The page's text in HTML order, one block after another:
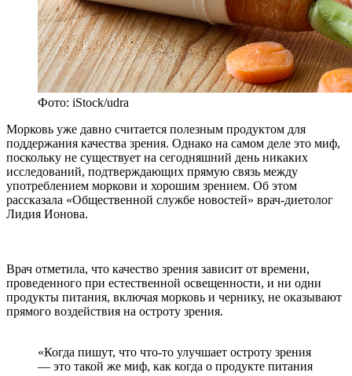
Фото: iStock/udra
Морковь уже давно считается полезным продуктом для
поддержания качества зрения. Однако на самом деле это миф,
поскольку не существует на сегодняшний день никаких
исследований, подтверждающих прямую связь между
употреблением моркови и хорошим зрением. Об этом
рассказала «Общественной службе новостей» врач-диетолог
Лидия Ионова.
Врач отметила, что качество зрения зависит от времени,
проведенного при естественной освещенности, и ни одни
продукты питания, включая морковь и чернику, не оказывают
прямого воздействия на остроту зрения.
«Когда пишут, что что-то улучшает остроту зрения
— это такой же миф, как когда о продукте питания